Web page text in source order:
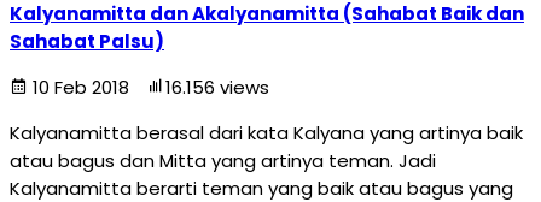
Kalyanamitta dan Akalyanamitta (Sahabat Baik dan
Sahabat Palsu)
10 Feb 2018
16.156 views
Kalyanamitta berasal dari kata Kalyana yang artinya baik
atau bagus dan Mitta yang artinya teman. Jadi
Kalyanamitta berarti teman yang baik atau bagus yang